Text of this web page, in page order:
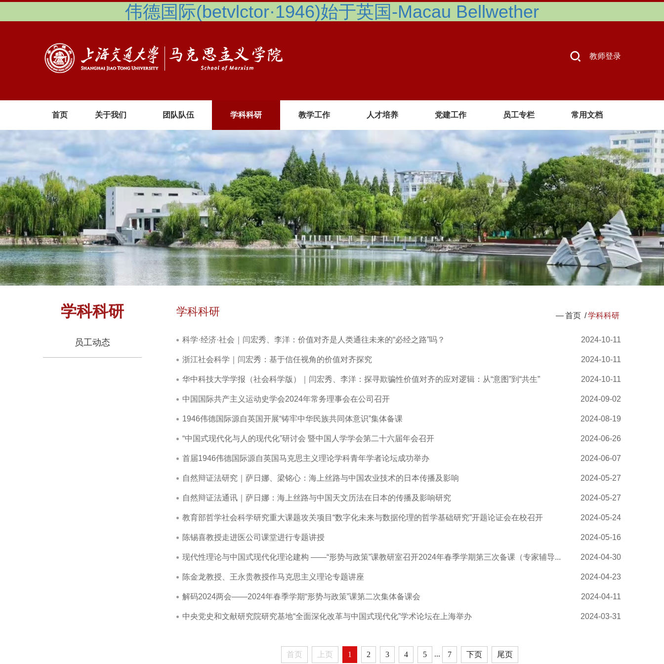
伟德国际(betvlctor·1946)始于英国-Macau Bellwether
教师登录
首页 关于我们 团队队伍 学科科研 教学工作 人才培养 党建工作 员工专栏 常用文档
学科科研
员工动态
学科科研 —首页 /学科科研
科学·经济·社会｜闫宏秀、李洋：价值对齐是人类通往未来的“必经之路”吗？ 2024-10-11
浙江社会科学｜闫宏秀：基于信任视角的价值对齐探究 2024-10-11
华中科技大学学报（社会科学版）｜闫宏秀、李洋：探寻欺骗性价值对齐的应对逻辑：从“意图”到“共生” 2024-10-11
中国国际共产主义运动史学会2024年常务理事会在公司召开 2024-09-02
1946伟德国际源自英国开展“铸牢中华民族共同体意识”集体备课 2024-08-19
“中国式现代化与人的现代化”研讨会 暨中国人学学会第二十六届年会召开 2024-06-26
首届1946伟德国际源自英国马克思主义理论学科青年学者论坛成功举办 2024-06-07
自然辩证法研究｜萨日娜、梁铭心：海上丝路与中国农业技术的日本传播及影响 2024-05-27
自然辩证法通讯｜萨日娜：海上丝路与中国天文历法在日本的传播及影响研究 2024-05-27
教育部哲学社会科学研究重大课题攻关项目“数字化未来与数据伦理的哲学基础研究”开题论证会在校召开 2024-05-24
陈锡喜教授走进医公司课堂进行专题讲授 2024-05-16
现代性理论与中国式现代化理论建构 ——“形势与政策”课教研室召开2024年春季学期第三次备课（专家辅导... 2024-04-30
陈金龙教授、王永贵教授作马克思主义理论专题讲座 2024-04-23
解码2024两会——2024年春季学期“形势与政策”课第二次集体备课会 2024-04-11
中央党史和文献研究院研究基地“全面深化改革与中国式现代化”学术论坛在上海举办 2024-03-31
首页 上页 1 2 3 4 5 ... 7 下页 尾页